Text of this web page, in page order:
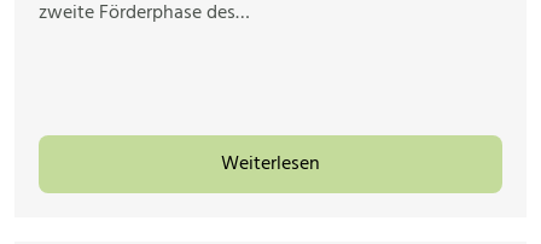
zweite Förderphase des…
Weiterlesen